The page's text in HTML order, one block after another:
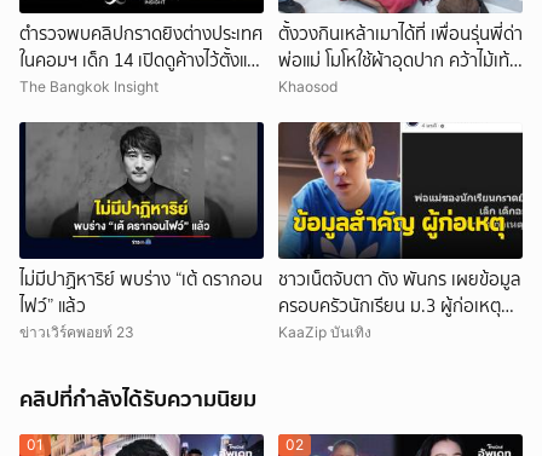
ตำรวจพบคลิปกราดยิงต่างประเทศ
ในคอมฯ เด็ก 14 เปิดดูค้างไว้ตั้งแต่
วันที่ 30 ก.ค.
The Bangkok Insight
ตั้งวงกินเหล้าเมาได้ที่ เพื่อนรุ่นพี่ด่า
พ่อแม่ โมโหใช้ผ้าอุดปาก คว้าไม้เท้า
กระหน่ำฟาดเสียชีวิต
Khaosod
ไม่มีปาฏิหาริย์ พบร่าง “เต้ ดรากอน
ไฟว์” แล้ว
ข่าวเวิร์คพอยท์ 23
ชาวเน็ตจับตา ดัง พันกร เผยข้อมูล
ครอบครัวนักเรียน ม.3 ผู้ก่อเหตุ
และที่มาอาวุธ
KaaZip บันเทิง
คลิปที่กำลังได้รับความนิยม
01 02